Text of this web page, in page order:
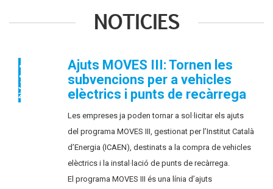
NOTICIES
17
JUL
2025
Ajuts MOVES III: Tornen les
subvencions per a vehicles
elèctrics i punts de recàrrega
Les empreses ja poden tornar a sol·licitar els ajuts
del programa MOVES III, gestionat per l’Institut Català
d’Energia (ICAEN), destinats a la compra de vehicles
elèctrics i la instal·lació de punts de recàrrega.
El programa MOVES III és una línia d’ajuts